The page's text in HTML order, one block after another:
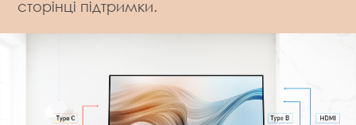
сторінці підтримки.